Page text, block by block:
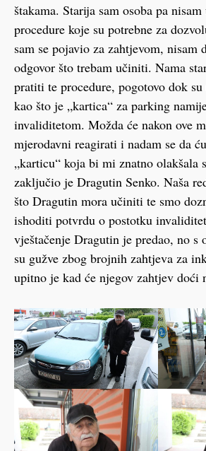
štakama. Starija sam osoba pa nisam
procedure koje su potrebne za
sam se pojavio za zahtjevom, nisam
odgovor što trebam učiniti. Nama
pratiti te procedure, pogotovo dok
kao što je „kartica“ za parking
invaliditetom. Možda će nakon ove
mjerodavni reagirati i nadam se da
„karticu“ koja bi mi znatno olakšala
zaključio je Dragutin Senko. Naša
što Dragutin mora učiniti te smo
ishoditi potvrdu o postotku
vještačenje Dragutin je predao, no s
su gužve zbog brojnih zahtjeva za
upitno je kad će njegov zahtjev doći